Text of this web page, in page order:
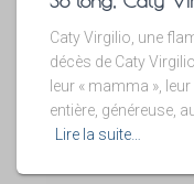
Caty Virgilio, une
décès de Caty
leur « mamma »,
entière, généreuse,
Lire la suite…